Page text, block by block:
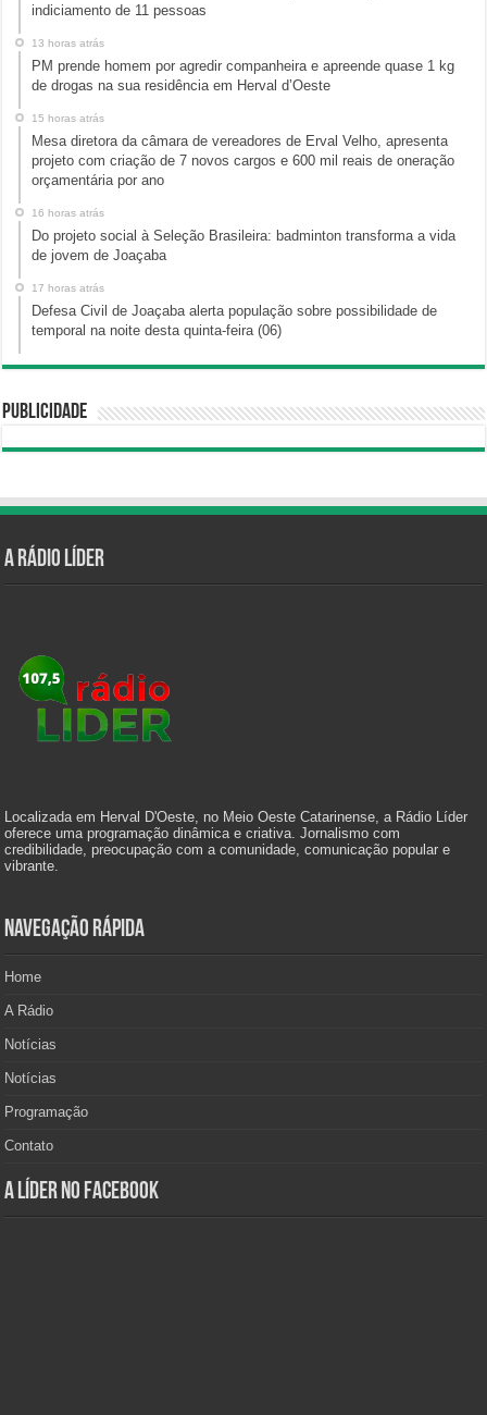
indiciamento de 11 pessoas
13 horas atrás
PM prende homem por agredir companheira e apreende quase 1 kg
de drogas na sua residência em Herval d’Oeste
15 horas atrás
Mesa diretora da câmara de vereadores de Erval Velho, apresenta
projeto com criação de 7 novos cargos e 600 mil reais de oneração
orçamentária por ano
16 horas atrás
Do projeto social à Seleção Brasileira: badminton transforma a vida
de jovem de Joaçaba
17 horas atrás
Defesa Civil de Joaçaba alerta população sobre possibilidade de
temporal na noite desta quinta-feira (06)
Publicidade
A Rádio Líder
Localizada em Herval D'Oeste, no Meio Oeste Catarinense, a Rádio Líder
oferece uma programação dinâmica e criativa. Jornalismo com
credibilidade, preocupação com a comunidade, comunicação popular e
vibrante.
Navegação Rápida
Home
A Rádio
Notícias
Notícias
Programação
Contato
A Líder no Facebook